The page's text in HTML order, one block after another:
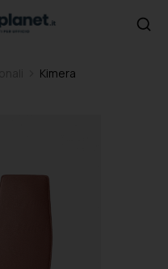
Kimera